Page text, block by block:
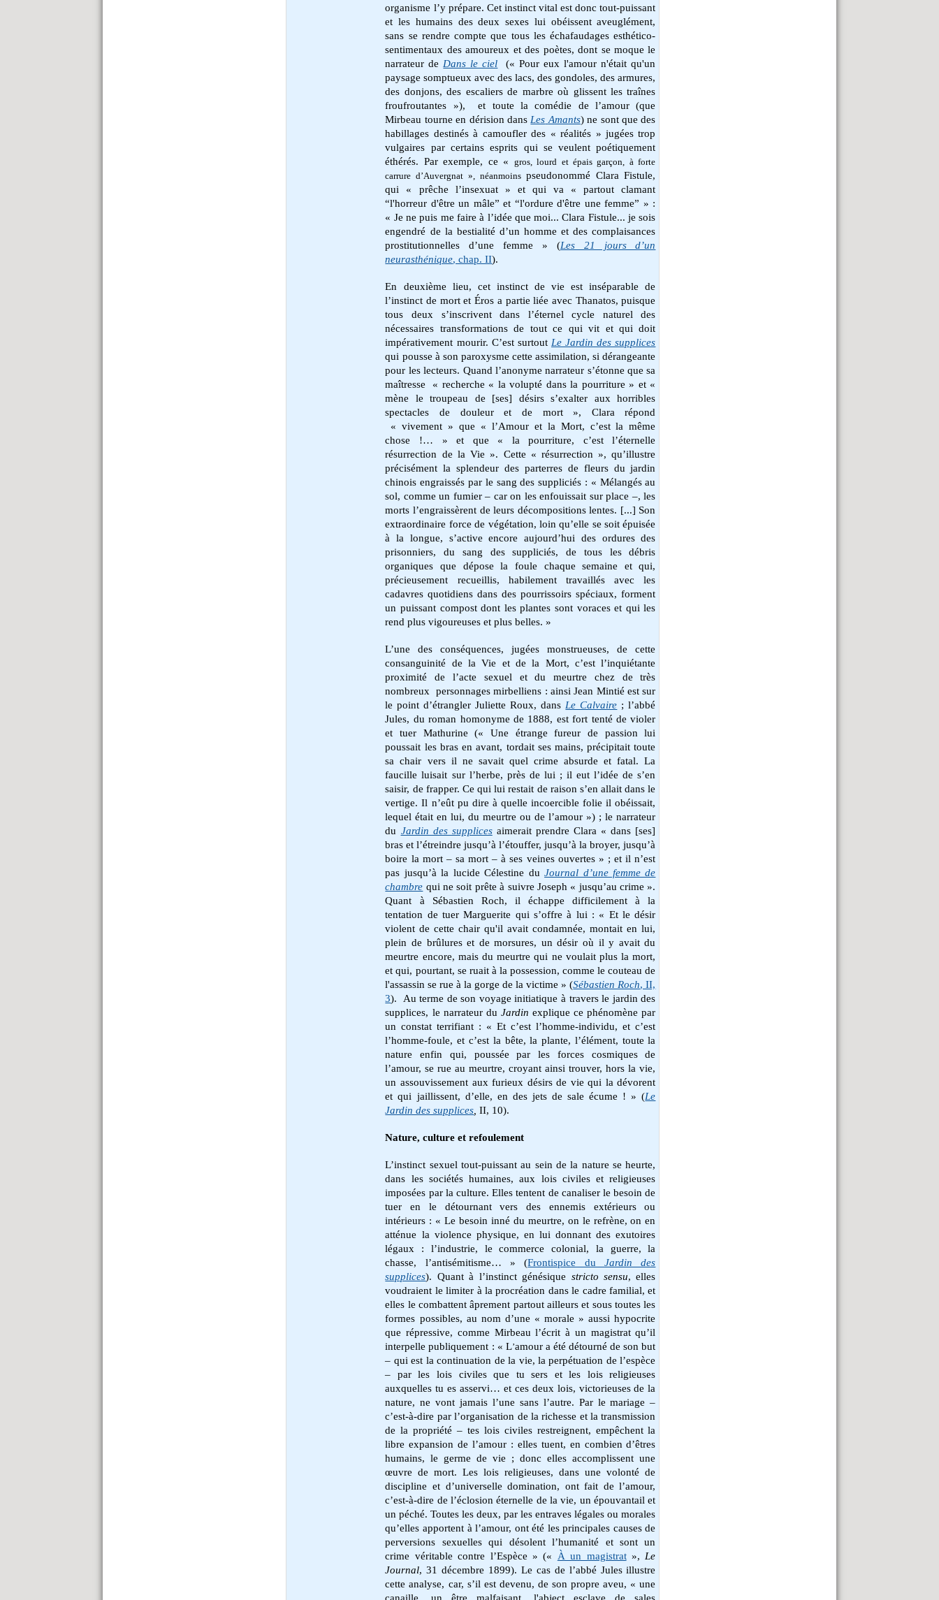
organisme l’y prépare. Cet instinct vital est donc tout-puissant
et les humains des deux sexes lui obéissent aveuglément,
sans se rendre compte que tous les échafaudages esthético-
sentimentaux des amoureux et des poètes, dont se moque le
narrateur de Dans le ciel (« Pour eux l'amour n'était qu'un
paysage somptueux avec des lacs, des gondoles, des armures,
des donjons, des escaliers de marbre où glissent les traînes
froufroutantes »), et toute la comédie de l’amour (que
Mirbeau tourne en dérision dans Les Amants) ne sont que des
habillages destinés à camoufler des « réalités » jugées trop
vulgaires par certains esprits qui se veulent poétiquement
éthérés. Par exemple, ce « gros, lourd et épais garçon, à forte
carrure d’Auvergnat », néanmoins pseudonommé Clara Fistule,
qui « prêche l’insexuat » et qui va « partout clamant
“l'horreur d'être un mâle” et “l'ordure d'être une femme” » :
« Je ne puis me faire à l’idée que moi... Clara Fistule... je sois
engendré de la bestialité d’un homme et des complaisances
prostitutionnelles d’une femme » (Les 21 jours d’un
neurasthénique, chap. II).
En deuxième lieu, cet instinct de vie est inséparable de
l’instinct de mort et Éros a partie liée avec Thanatos, puisque
tous deux s’inscrivent dans l’éternel cycle naturel des
nécessaires transformations de tout ce qui vit et qui doit
impérativement mourir. C’est surtout Le Jardin des supplices
qui pousse à son paroxysme cette assimilation, si dérangeante
pour les lecteurs. Quand l’anonyme narrateur s’étonne que sa
maîtresse
« recherche « la volupté dans la pourriture » et «
mène le troupeau de [ses] désirs s’exalter aux horribles
spectacles de douleur et de mort », Clara répond
« vivement » que « l’Amour et la Mort, c’est la même
chose !… » et que « la pourriture, c’est l’éternelle
résurrection de la Vie ». Cette « résurrection », qu’illustre
précisément la splendeur des parterres de fleurs du jardin
chinois engraissés par le sang des suppliciés : « Mélangés au
sol, comme un fumier – car on les enfouissait sur place –, les
morts l’engraissèrent de leurs décompositions lentes. [...] Son
extraordinaire force de végétation, loin qu’elle se soit épuisée
à la longue, s’active encore aujourd’hui des ordures des
prisonniers, du sang des suppliciés, de tous les débris
organiques que dépose la foule chaque semaine et qui,
précieusement recueillis, habilement travaillés avec les
cadavres quotidiens dans des pourrissoirs spéciaux, forment
un puissant compost dont les plantes sont voraces et qui les
rend plus vigoureuses et plus belles. »
L’une des conséquences, jugées monstrueuses, de cette
consanguinité de la Vie et de la Mort, c’est l’inquiétante
proximité de l’acte sexuel et du meurtre chez de très
nombreux personnages mirbelliens : ainsi Jean Mintié est sur
le point d’étrangler Juliette Roux, dansLe Calvaire ; l’abbé
Jules, du roman homonyme de 1888, est fort tenté de violer
et tuer Mathurine (« Une étrange fureur de passion lui
poussait les bras en avant, tordait ses mains, précipitait toute
sa chair vers il ne savait quel crime absurde et fatal. La
faucille luisait sur l’herbe, près de lui ; il eut l’idée de s’en
saisir, de frapper. Ce qui lui restait de raison s’en allait dans le
vertige. Il n’eût pu dire à quelle incoercible folie il obéissait,
lequel était en lui, du meurtre ou de l’amour ») ; le narrateur
du Jardin des supplicesaimerait prendre Clara « dans [ses]
bras et l’étreindre jusqu’à l’étouffer, jusqu’à la broyer, jusqu’à
boire la mort – sa mort – à ses veines ouvertes » ; et il n’est
pas jusqu’à la lucide Célestine duJournal d’une femme de
chambre qui ne soit prête à suivre Joseph « jusqu’au crime ».
Quant à Sébastien Roch, il échappe difficilement à la
tentation de tuer Marguerite qui s’offre à lui : « Et le désir
violent de cette chair qu'il avait condamnée, montait en lui,
plein de brûlures et de morsures, un désir où il y avait du
meurtre encore, mais du meurtre qui ne voulait plus la mort,
et qui, pourtant, se ruait à la possession, comme le couteau de
l'assassin se rue à la gorge de la victime » (Sébastien Roch, II,
3). Au terme de son voyage initiatique à travers le jardin des
supplices, le narrateur du Jardin explique ce phénomène par
un constat terrifiant : « Et c’est l’homme-individu, et c’est
l’homme-foule, et c’est la bête, la plante, l’élément, toute la
nature enfin qui, poussée par les forces cosmiques de
l’amour, se rue au meurtre, croyant ainsi trouver, hors la vie,
un assouvissement aux furieux désirs de vie qui la dévorent
et qui jaillissent, d’elle, en des jets de sale écume ! » (Le
Jardin des supplices, II, 10).
Nature, culture et refoulement
L’instinct sexuel tout-puissant au sein de la nature se heurte,
dans les sociétés humaines, aux lois civiles et religieuses
imposées par la culture. Elles tentent de canaliser le besoin de
tuer en le détournant vers des ennemis extérieurs ou
intérieurs : « Le besoin inné du meurtre, on le refrène, on en
atténue la violence physique, en lui donnant des exutoires
légaux : l’industrie, le commerce colonial, la guerre, la
chasse, l’antisémitisme… » (Frontispice duJardin des
supplices). Quant à l’instinct génésique stricto sensu, elles
voudraient le limiter à la procréation dans le cadre familial, et
elles le combattent âprement partout ailleurs et sous toutes les
formes possibles, au nom d’une « morale » aussi hypocrite
que répressive, comme Mirbeau l’écrit à un magistrat qu’il
interpelle publiquement : « L’amour a été détourné de son but
– qui est la continuation de la vie, la perpétuation de l’espèce
– par les lois civiles que tu sers et les lois religieuses
auxquelles tu es asservi… et ces deux lois, victorieuses de la
nature, ne vont jamais l’une sans l’autre. Par le mariage –
c’est-à-dire par l’organisation de la richesse et la transmission
de la propriété – tes lois civiles restreignent, empêchent la
libre expansion de l’amour : elles tuent, en combien d’êtres
humains, le germe de vie ; donc elles accomplissent une
œuvre de mort. Les lois religieuses, dans une volonté de
discipline et d’universelle domination, ont fait de l’amour,
c’est-à-dire de l’éclosion éternelle de la vie, un épouvantail et
un péché. Toutes les deux, par les entraves légales ou morales
qu’elles apportent à l’amour, ont été les principales causes de
perversions sexuelles qui désolent l’humanité et sont un
crime véritable contre l’Espèce » (« À un magistrat»,Le
Journal, 31 décembre 1899). Le cas de l’abbé Jules illustre
cette analyse, car, s’il est devenu, de son propre aveu, « une